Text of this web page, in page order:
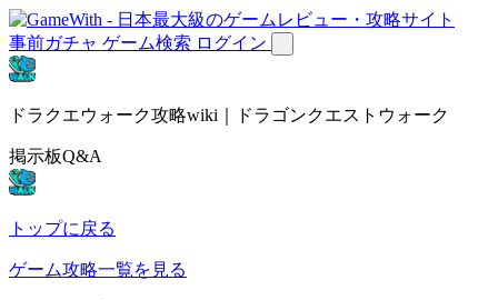
事前ガチャ ゲーム検索 ログイン
ドラクエウォーク攻略wiki｜ドラゴンクエストウォーク
掲示板Q&A
トップに戻る
ゲーム攻略一覧を見る